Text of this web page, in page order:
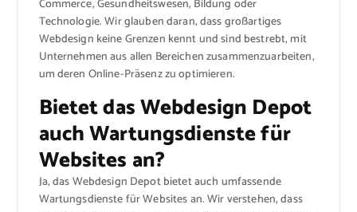
Commerce, Gesundheitswesen, Bildung oder
Technologie. Wir glauben daran, dass großartiges
Webdesign keine Grenzen kennt und sind bestrebt, mit
Unternehmen aus allen Bereichen zusammenzuarbeiten,
um deren Online-Präsenz zu optimieren.
Bietet das Webdesign Depot
auch Wartungsdienste für
Websites an?
Ja, das Webdesign Depot bietet auch umfassende
Wartungsdienste für Websites an. Wir verstehen, dass